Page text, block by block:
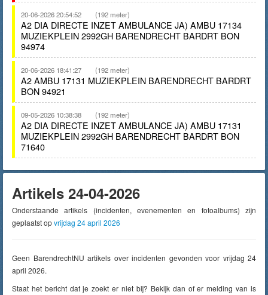
20-06-2026 20:54:52 (192 meter)
A2 DIA DIRECTE INZET AMBULANCE JA) AMBU 17134
MUZIEKPLEIN 2992GH BARENDRECHT BARDRT BON
94974
20-06-2026 18:41:27 (192 meter)
A2 AMBU 17131 MUZIEKPLEIN BARENDRECHT BARDRT
BON 94921
09-05-2026 10:38:38 (192 meter)
A2 DIA DIRECTE INZET AMBULANCE JA) AMBU 17131
MUZIEKPLEIN 2992GH BARENDRECHT BARDRT BON
71640
Artikels 24-04-2026
Onderstaande artikels (incidenten, evenementen en fotoalbums) zijn
geplaatst opvrijdag 24 april 2026
Geen BarendrechtNU artikels over incidenten gevonden voor vrijdag 24
april 2026.
Staat het bericht dat je zoekt er niet bij? Bekijk dan of er melding van is